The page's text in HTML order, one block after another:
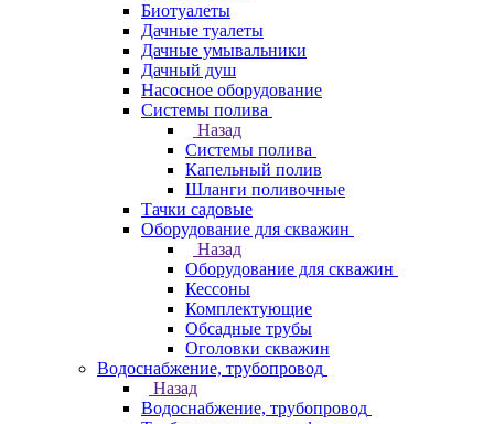
Биотуалеты
Дачные туалеты
Дачные умывальники
Дачный душ
Насосное оборудование
Системы полива
Назад
Системы полива
Капельный полив
Шланги поливочные
Тачки садовые
Оборудование для скважин
Назад
Оборудование для скважин
Кессоны
Комплектующие
Обсадные трубы
Оголовки скважин
Водоснабжение, трубопровод
Назад
Водоснабжение, трубопровод